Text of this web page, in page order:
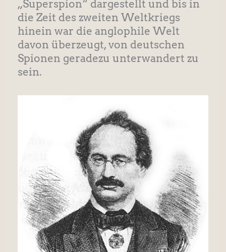
„Superspion“ dargestellt und bis in
die Zeit des zweiten Weltkriegs
hinein war die anglophile Welt
davon überzeugt, von deutschen
Spionen geradezu unterwandert zu
sein.